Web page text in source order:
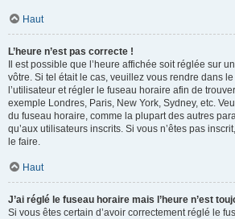
Haut
L’heure n’est pas correcte !
Il est possible que l’heure affichée soit réglée sur
vôtre. Si tel était le cas, veuillez vous rendre dans
l’utilisateur et régler le fuseau horaire afin de
exemple Londres, Paris, New York, Sydney, etc.
du fuseau horaire, comme la plupart des autres
qu’aux utilisateurs inscrits. Si vous n’êtes pas
le faire.
Haut
J’ai réglé le fuseau horaire mais l’heure n’est
Si vous êtes certain d’avoir correctement réglé le